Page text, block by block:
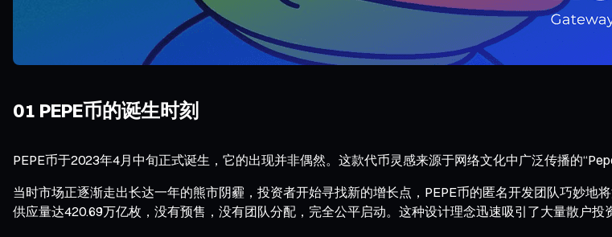
01 PEPE币的诞生时刻
PEPE币于2023年4月中旬正式诞生，它的出现并非偶然。这款代币灵感来源于网络文化中广泛传播的
当时市场正逐渐走出长达一年的熊市阴霾，投资者开始寻找新的增长点，PEPE币的匿名开发团队巧妙地
供应量达420.69万亿枚，没有预售，没有团队分配，完全公平启动。这种设计理念迅速吸引了大量散户投